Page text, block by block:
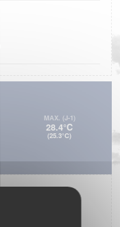
MAX. (J-1)
28.4°C
(25.3°C)